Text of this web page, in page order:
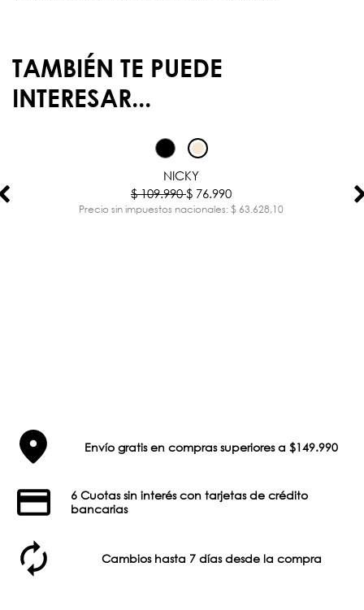
TAMBIÉN TE PUEDE
INTERESAR...
NICKY
$ 109.990$ 76.990
Precio sin impuestos nacionales: $ 63.628,10
Envío gratis en compras superiores a $149.990
6 Cuotas sin interés con tarjetas de crédito
bancarias
Cambios hasta 7 días desde la compra